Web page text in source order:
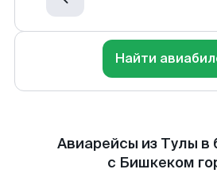
Найти
Авиарейсы из Тулы
с Бишкеком